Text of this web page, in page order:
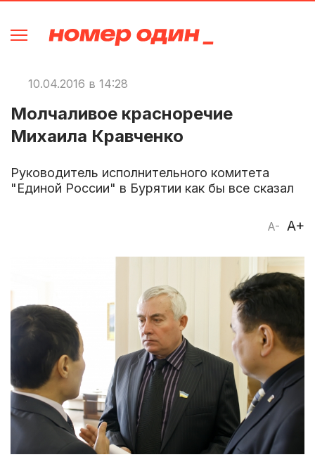
10.04.2016 в 14:28
Молчаливое красноречие
Михаила Кравченко
Руководитель исполнительного комитета
"Единой России" в Бурятии как бы все сказал
A- A+